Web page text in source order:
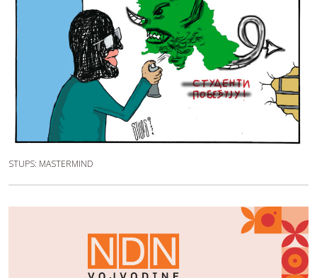
STUPS: MASTERMIND